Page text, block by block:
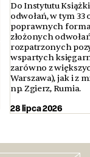
Do Instytutu Książki
odwołań, w tym 33
poprawnych
złożonych
rozpatrzonych
wspartych
zarówno z
Warszawa), jak i z
np. Zgierz, Rumia.
28 lipca 2026